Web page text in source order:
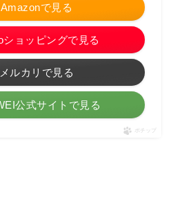
Amazonで見る
ショッピングで見る
メルカリで見る
公式サイトで見る
ポチップ